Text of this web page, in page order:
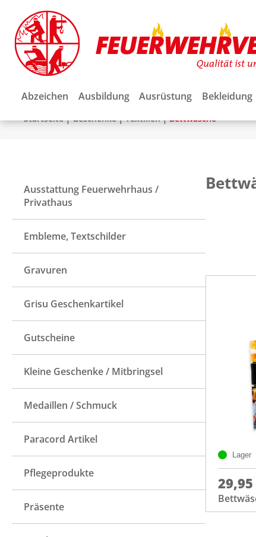
Abzeichen Ausbildung Ausrüstung Bekleidung
Startseite|Geschenke|Textilien|Bettwäsche
Ausstattung Feuerwehrhaus /
Privathaus
Embleme, Textschilder
Gravuren
Grisu Geschenkartikel
Gutscheine
Kleine Geschenke / Mitbringsel
Medaillen / Schmuck
Paracord Artikel
Pflegeprodukte
Präsente
Lager
29,95